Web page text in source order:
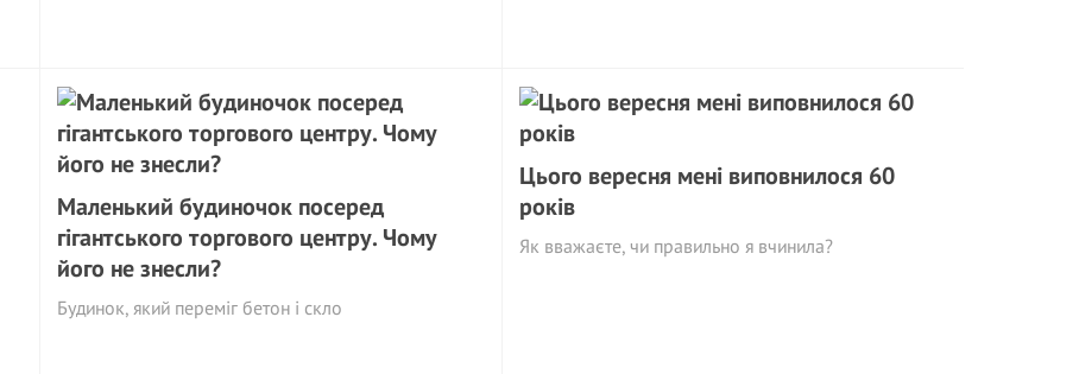
Маленький будиночок посеред
гігантського торгового центру. Чому
його не знесли?
Будинок, який переміг бетон і скло
Цього вересня мені виповнилося 60
років
Як вважаєте, чи правильно я вчинила?